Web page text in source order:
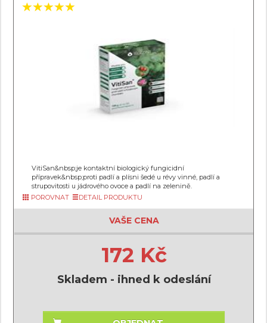
VitiSan&nbsp;je kontaktní biologický fungicidní
přípravek&nbsp;proti padlí a plísni šedé u révy vinné, padlí a
strupovitosti u jádrového ovoce a padlí na zelenině.
POROVNAT
DETAIL PRODUKTU
VAŠE CENA
172 Kč
Skladem - ihned k odeslání